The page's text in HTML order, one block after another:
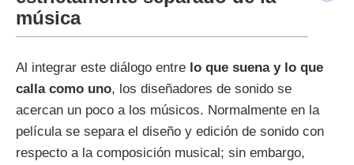
música
Al integrar este diálogo entre lo que suena y lo que
calla como uno, los diseñadores de sonido se
acercan un poco a los músicos. Normalmente en la
película se separa el diseño y edición de sonido con
respecto a la composición musical; sin embargo,